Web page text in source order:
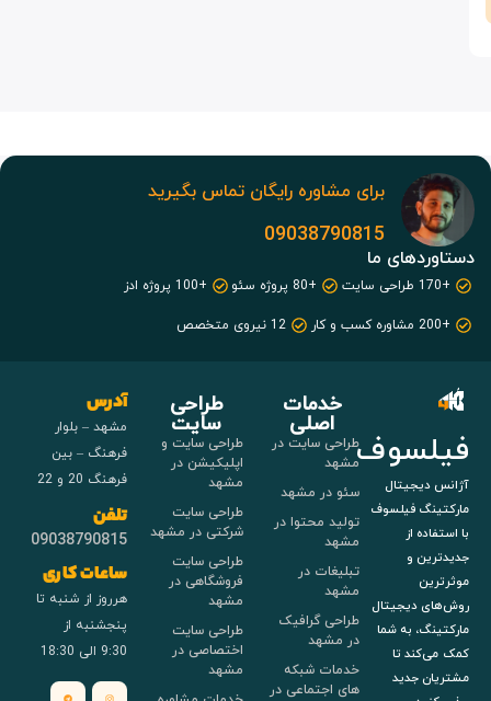
برای مشاوره رایگان تماس بگیرید
09038790815
دستاوردهای ما
+170 طراحی سایت +80 پروژه سئو
+100 پروژه ادز
+200 مشاوره کسب و کار
12 نیروی متخصص
فیلسوف
آژانس دیجیتال
مارکتینگ فیلسوف
با استفاده از
جدیدترین و
موثرترین
روش‌های دیجیتال
مارکتینگ، به شما
کمک می‌کند تا
مشتریان جدید
خدمات
اصلی
طراحی سایت در
مشهد
سئو در مشهد
تولید محتوا در
مشهد
تبلیغات در
مشهد
طراحی گرافیک
در مشهد
خدمات شبکه
های اجتماعی در
طراحی
سایت
طراحی سایت و
اپلیکیشن در
مشهد
طراحی سایت
شرکتی در مشهد
طراحی سایت
فروشگاهی در
مشهد
طراحی سایت
اختصاصی در
مشهد
آدرس
مشهد – بلوار
فرهنگ – بین
فرهنگ 20 و 22
تلفن
09038790815
ساعات کاری
هرروز از شنبه تا
پنجشنبه از
9:30 الی 18:30